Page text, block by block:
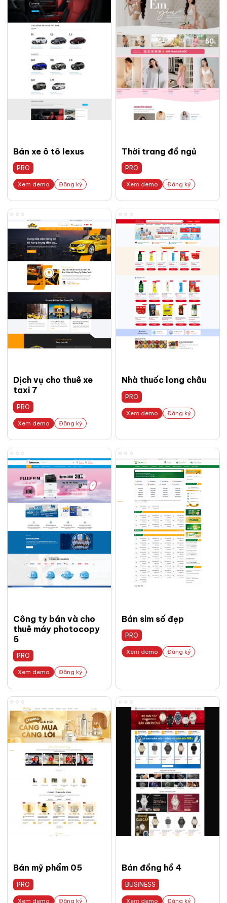
Bán xe ô tô lexus
PRO
Xem demo Đăng ký
Thời trang đồ ngủ
PRO
Xem demo Đăng ký
Dịch vụ cho thuê xe
taxi 7
PRO
Xem demo Đăng ký
Nhà thuốc long châu
PRO
Xem demo Đăng ký
Công ty bán và cho
thuê máy photocopy
5
PRO
Xem demo Đăng ký
Bán sim số đẹp
PRO
Xem demo Đăng ký
Bán mỹ phẩm 05
PRO
Xem demo Đăng ký
Bán đồng hồ 4
BUSINESS
Xem demo Đăng ký